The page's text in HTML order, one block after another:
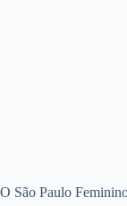
O São Paulo